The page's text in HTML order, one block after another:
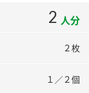
2 人分
２枚
１／２個